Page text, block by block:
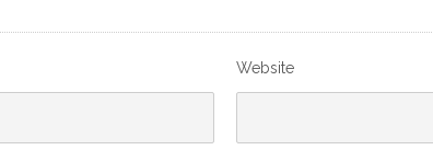
Website